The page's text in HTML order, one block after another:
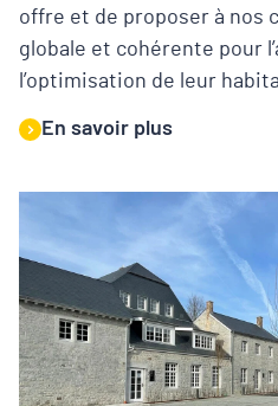
offre et de proposer à nos
globale et cohérente pour
l’optimisation de leur
En savoir plus